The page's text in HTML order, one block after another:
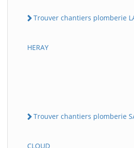
Trouver chantiers plomberie
HERAY
Trouver chantiers plomberie
CLOUD